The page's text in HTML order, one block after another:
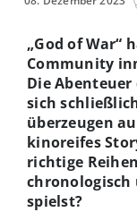
„God of War“
Community
Die Abenteuer
sich
überzeugen
kinoreifes
richtige
spielst?